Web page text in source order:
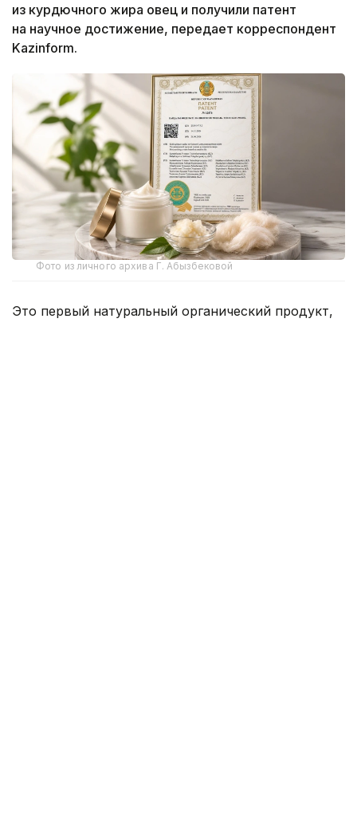
из курдючного жира овец и получили патент
на научное достижение, передает корреспондент
Kazinform.
Фото из личного архива Г. Абызбековой
Это первый натуральный органический продукт,